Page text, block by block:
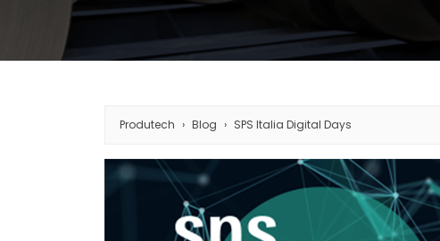
Produtech Blog SPS Italia Digital Days